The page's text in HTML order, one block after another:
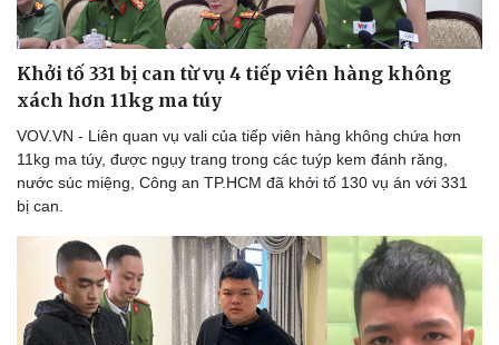
Du lịch
Tư vấn
Săn Tour
check-in
Podcast
Câu chuyện thời sự
Đọc truyện đêm khuya
Cửa sổ tình yêu
Khởi tố 331 bị can từ vụ 4 tiếp viên hàng không
xách hơn 11kg ma túy
VOV.VN - Liên quan vụ vali của tiếp viên hàng không chứa hơn
11kg ma túy, được ngụy trang trong các tuýp kem đánh răng,
nước súc miệng, Công an TP.HCM đã khởi tố 130 vụ án với 331
bị can.